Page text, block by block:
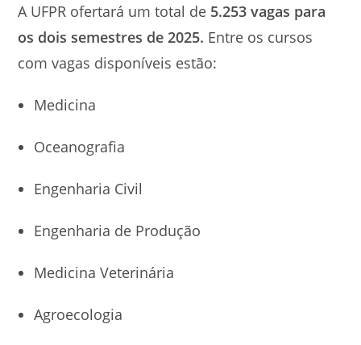
A UFPR ofertará um total de 5.253 vagas para
os dois semestres de 2025. Entre os cursos
com vagas disponíveis estão:
Medicina
Oceanografia
Engenharia Civil
Engenharia de Produção
Medicina Veterinária
Agroecologia